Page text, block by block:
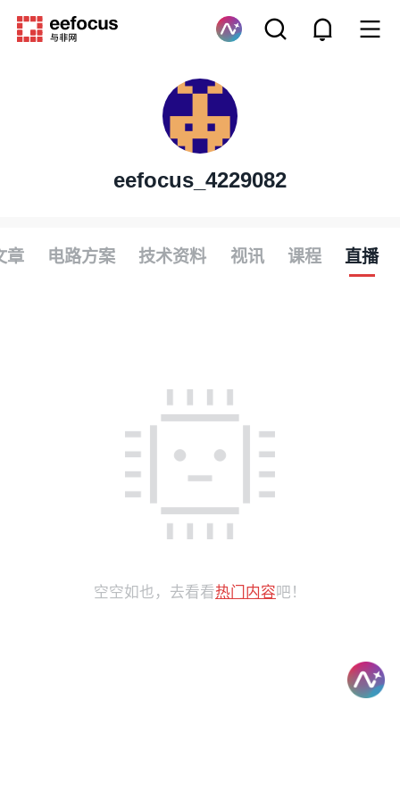
eefocus_4229082
章 电路方案 技术资料 视讯 课程 直播
空空如也，去看看热门内容吧！